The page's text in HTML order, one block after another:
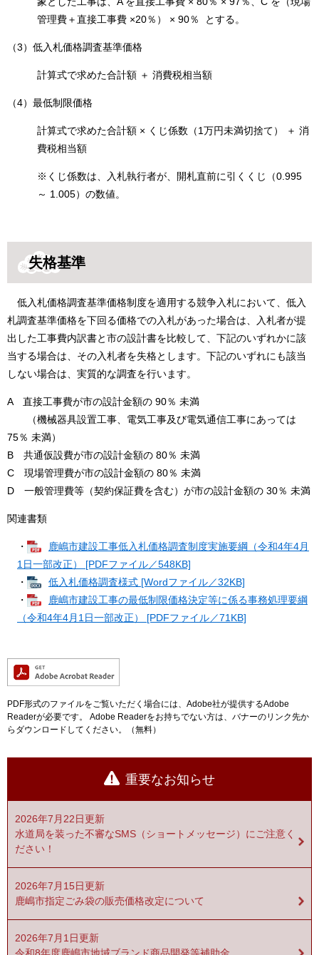
管理費＋直接工事費 ×20％） × 90％ とする。
（3）低入札価格調査基準価格
計算式で求めた合計額 ＋ 消費税相当額
（4）最低制限価格
計算式で求めた合計額 × くじ係数（1万円未満切捨て） ＋ 消
費税相当額
※くじ係数は、入札執行者が、開札直前に引くくじ（0.995
～ 1.005）の数値。
失格基準
低入札価格調査基準価格制度を適用する競争入札において、低入
札調査基準価格を下回る価格での入札があった場合は、入札者が提
出した工事費内訳書と市の設計書を比較して、下記のいずれかに該
当する場合は、その入札者を失格とします。下記のいずれにも該当
しない場合は、実質的な調査を行います。
A 直接工事費が市の設計金額の 90％ 未満
（機械器具設置工事、電気工事及び電気通信工事にあっては
75％ 未満）
B 共通仮設費が市の設計金額の 80％ 未満
C 現場管理費が市の設計金額の 80％ 未満
D 一般管理費等（契約保証費を含む）が市の設計金額の 30％ 未満
関連書類
・
鹿嶋市建設工事低入札価格調査制度実施要綱（令和4年4月
1日一部改正） [PDFファイル／548KB]
・
低入札価格調査様式 [Wordファイル／32KB]
・
鹿嶋市建設工事の最低制限価格決定等に係る事務処理要綱
（令和4年4月1日一部改正） [PDFファイル／71KB]
PDF形式のファイルをご覧いただく場合には、Adobe社が提供するAdobe
Readerが必要です。
Adobe Readerをお持ちでない方は、バナーのリンク先か
らダウンロードしてください。（無料）
重要なお知らせ
2026年7月22日更新
水道局を装った不審なSMS（ショートメッセージ）にご注意く
ださい！
2026年7月15日更新
鹿嶋市指定ごみ袋の販売価格改定について
2026年7月1日更新